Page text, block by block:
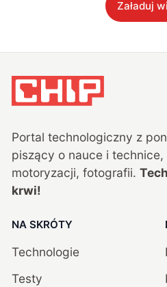
Załaduj
Portal technologiczny z
piszący o nauce i
motoryzacji, fotografii.
krwi!
NA SKRÓTY
Technologie
Testy